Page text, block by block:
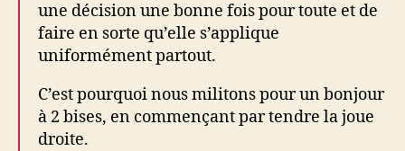
une décision une bonne fois pour toute et de
faire en sorte qu’elle s’applique
uniformément partout.
C’est pourquoi nous militons pour un bonjour
à 2 bises, en commençant par tendre la joue
droite.